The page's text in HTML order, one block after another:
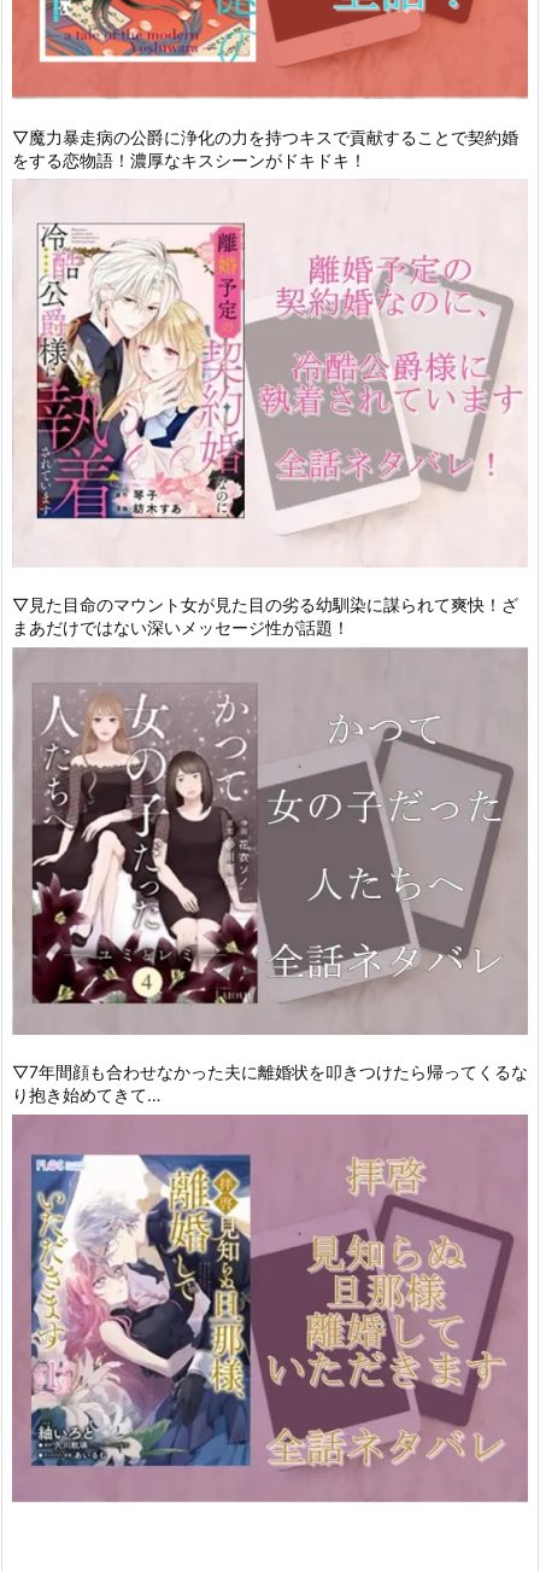
▽魔力暴走病の公爵に浄化の力を持つキスで貢献することで契約婚
をする恋物語！濃厚なキスシーンがドキドキ！
▽見た目命のマウント女が見た目の劣る幼馴染に謀られて爽快！ざ
まあだけではない深いメッセージ性が話題！
▽7年間顔も合わせなかった夫に離婚状を叩きつけたら帰ってくるな
り抱き始めてきて…